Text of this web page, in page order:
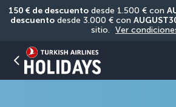
150 € de descuento desde 1.500 € con
descuento desde 3.000 € con
sitio. Ver